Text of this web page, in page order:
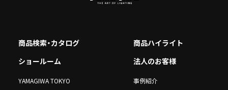
商品検索・カタログ
商品ハイライト
ショールーム
YAMAGIWA TOKYO
法人のお客様
事例紹介